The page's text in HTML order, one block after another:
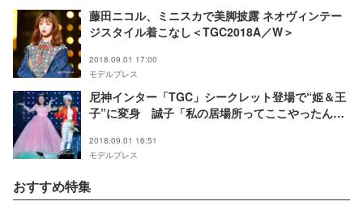
藤田ニコル、ミニスカで美脚披露 ネオヴィンテー
ジスタイル着こなし＜TGC2018A／W＞
2018.09.01 17:00
モデルプレス
尼神インター「TGC」シークレット登場で“姫＆王
子”に変身 誠子「私の居場所ってここやったん
2018.09.01 16:51
モデルプレス
おすすめ特集